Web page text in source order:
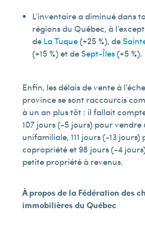
L’inventaire a diminué dans
régions du Québec, à
de La Tuque(+25 %), de
(+15 %) et de Sept-Îles(+5 %).
Enfin, les délais de vente à
province se sont raccourcis
à un an plus tôt : il fallait
107 jours (-5 jours) pour vendre
unifamiliale, 111 jours (-13 jours)
copropriété et 98 jours (-4
petite propriété à revenus.
À propos de la Fédération des
immobilières du Québec